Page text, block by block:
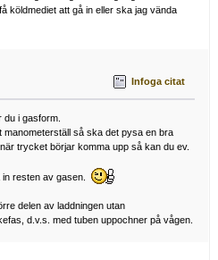
köldmediet att gå in eller ska jag vända
Infoga citat
i gasform.
manometerställ så ska det pysa en bra
trycket börjar komma upp så kan du ev.
resten av gasen.
delen av laddningen utan
d.v.s. med tuben uppochner på vågen.